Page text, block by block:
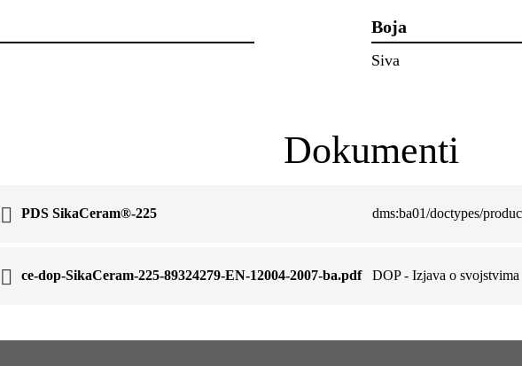
Boja
Siva
Dokumenti
PDS SikaCeram®-225 dms:ba01/doctypes/
ce-dop-SikaCeram-225-89324279-EN-12004-2007-ba.pdf DOP - Izjava o svojstvima